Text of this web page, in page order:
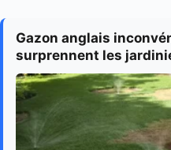
Gazon anglais
surprennent les